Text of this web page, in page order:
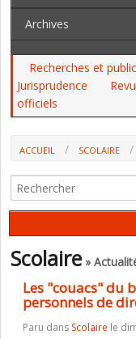
Archives
Recherches et
Jurisprudence
officiels
ACCUEIL SCOLAIRE
DE DIRECTION (SGEN-CFDT)
Scolaire»
Les "couacs" du
personnels de
Paru dans Scolaire le